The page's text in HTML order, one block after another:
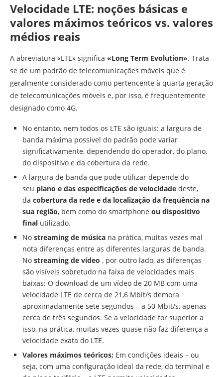
Velocidade LTE: noções básicas e
valores máximos teóricos vs. valores
médios reais
A abreviatura «LTE» significa «Long Term Evolution». Trata-
se de um padrão de telecomunicações móveis que é
geralmente considerado como pertencente à quarta geração
de telecomunicações móveis e, por isso, é frequentemente
designado como 4G.
No entanto, nem todos os LTE são iguais: a largura de
banda máxima possível do padrão pode variar
significativamente, dependendo do operador, do plano,
do dispositivo e da cobertura da rede.
A largura de banda que pode utilizar depende do
seu plano e das especificações de velocidade deste,
da cobertura da rede e da localização da frequência na
sua região, bem como do smartphone ou dispositivo
final utilizado.
No streaming de música na prática, muitas vezes mal
nota diferenças entre as diferentes larguras de banda.
No streaming de vídeo , por outro lado, as diferenças
são visíveis sobretudo na faixa de velocidades mais
baixas: O download de um vídeo de 20 MB com uma
velocidade LTE de cerca de 21,6 Mbit/s demora
aproximadamente sete segundos – a 50 Mbit/s, apenas
cerca de três segundos. Se a velocidade for superior a
isso, na prática, muitas vezes quase não faz diferença a
velocidade exata do LTE.
Valores máximos teóricos: Em condições ideais – ou
seja, com uma configuração ideal da rede, do terminal e